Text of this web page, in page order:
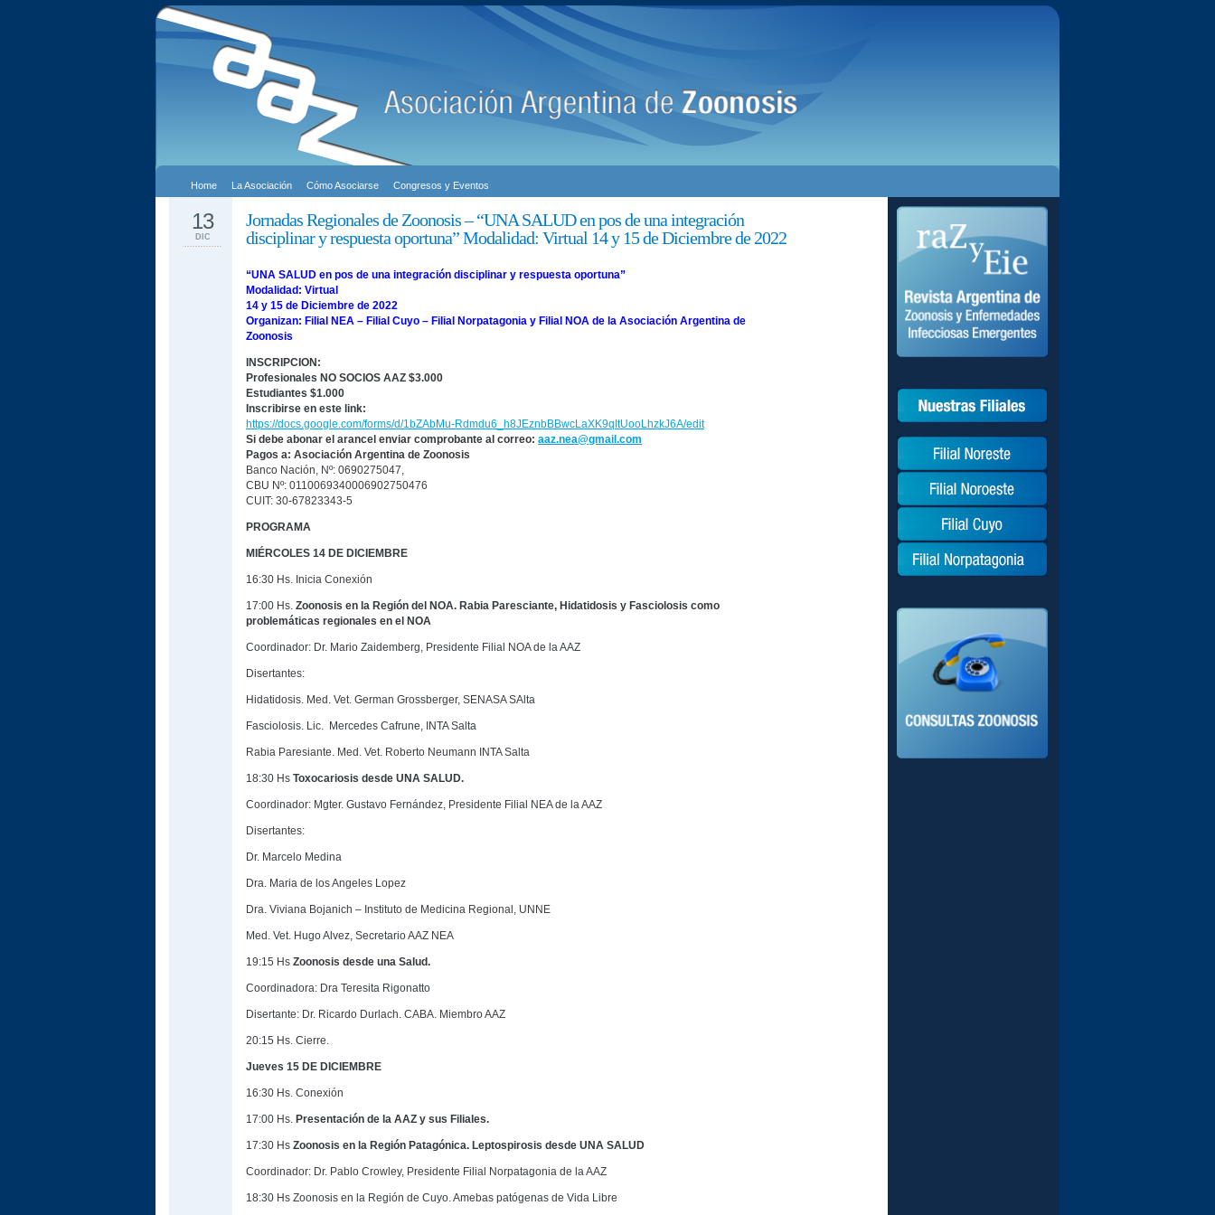
Home La Asociación Cómo Asociarse Congresos y Eventos
Jornadas Regionales de Zoonosis – “UNA SALUD en pos de una integración
disciplinar y respuesta oportuna” Modalidad: Virtual 14 y 15 de Diciembre de 2022
13
DIC
“UNA SALUD en pos de una integración disciplinar y respuesta oportuna”
Modalidad: Virtual
14 y 15 de Diciembre de 2022
Organizan: Filial NEA – Filial Cuyo – Filial Norpatagonia y Filial NOA de la Asociación Argentina de
Zoonosis
INSCRIPCION:
Profesionales NO SOCIOS AAZ $3.000
Estudiantes $1.000
Inscribirse en este link:
https://docs.google.com/forms/d/1bZAbMu-Rdmdu6_h8JEznbBBwcLaXK9qItUooLhzkJ6A/edit
Si debe abonar el arancel enviar comprobante al correo: aaz.nea@gmail.com
Pagos a: Asociación Argentina de Zoonosis
Banco Nación, Nº: 0690275047,
CBU Nº: 0110069340006902750476
CUIT: 30-67823343-5
PROGRAMA
MIÉRCOLES 14 DE DICIEMBRE
16:30 Hs. Inicia Conexión
17:00 Hs. Zoonosis en la Región del NOA. Rabia Paresciante, Hidatidosis y Fasciolosis como
problemáticas regionales en el NOA
Coordinador: Dr. Mario Zaidemberg, Presidente Filial NOA de la AAZ
Disertantes:
Hidatidosis. Med. Vet. German Grossberger, SENASA SAlta
Fasciolosis. Lic. Mercedes Cafrune, INTA Salta
Rabia Paresiante. Med. Vet. Roberto Neumann INTA Salta
18:30 Hs Toxocariosis desde UNA SALUD.
Coordinador: Mgter. Gustavo Fernández, Presidente Filial NEA de la AAZ
Disertantes:
Dr. Marcelo Medina
Dra. Maria de los Angeles Lopez
Dra. Viviana Bojanich – Instituto de Medicina Regional, UNNE
Med. Vet. Hugo Alvez, Secretario AAZ NEA
19:15 Hs Zoonosis desde una Salud.
Coordinadora: Dra Teresita Rigonatto
Disertante: Dr. Ricardo Durlach. CABA. Miembro AAZ
20:15 Hs. Cierre.
Jueves 15 DE DICIEMBRE
16:30 Hs. Conexión
17:00 Hs. Presentación de la AAZ y sus Filiales.
17:30 Hs Zoonosis en la Región Patagónica. Leptospirosis desde UNA SALUD
Coordinador: Dr. Pablo Crowley, Presidente Filial Norpatagonia de la AAZ
18:30 Hs Zoonosis en la Región de Cuyo. Amebas patógenas de Vida Libre